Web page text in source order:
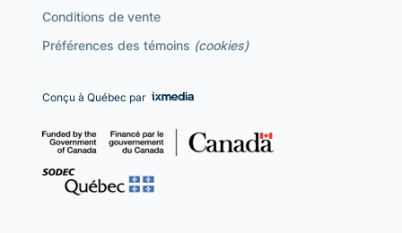
Conditions de vente
Préférences des témoins (cookies)
Conçu à Québec par